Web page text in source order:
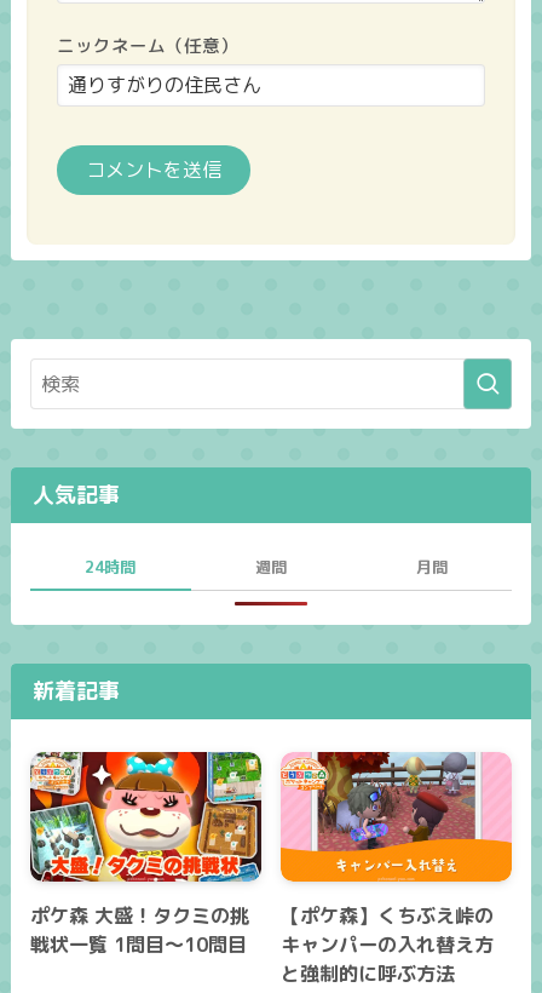
ニックネーム（任意）
人気記事
24時間 週間 月間
新着記事
ポケ森 大盛！タクミの挑
戦状一覧 1問目～10問目
【ポケ森】くちぶえ峠の
キャンパーの入れ替え方
と強制的に呼ぶ方法